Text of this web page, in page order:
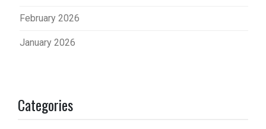
February 2026
January 2026
Categories